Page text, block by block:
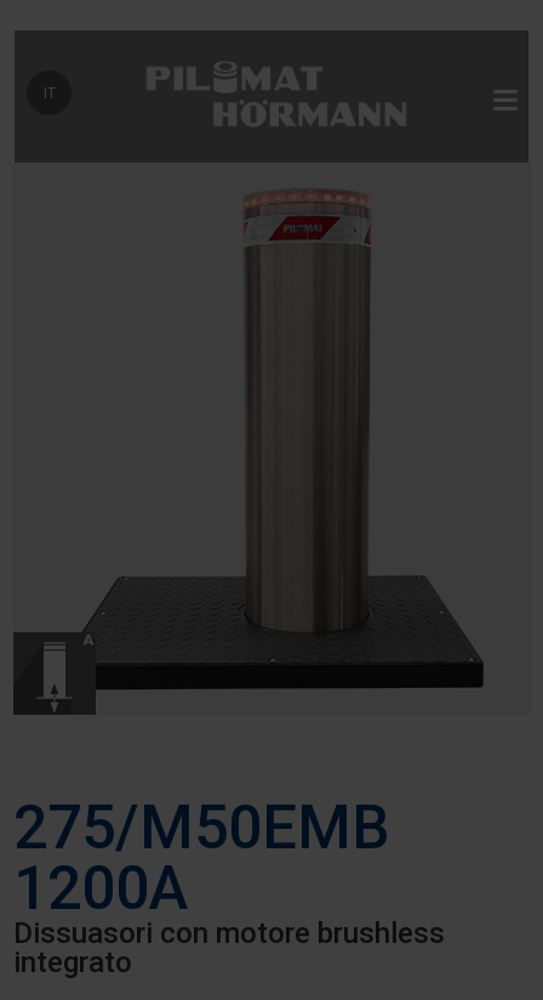
Seleziona la tua lingua
IT
275/M50EMB
1200A
Dissuasori con motore brushless
integrato